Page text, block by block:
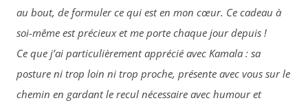
au bout, de formuler ce qui est en mon cœur. Ce cadeau à
soi-même est précieux et me porte chaque jour depuis !
Ce que j’ai particulièrement apprécié avec Kamala : sa
posture ni trop loin ni trop proche, présente avec vous sur le
chemin en gardant le recul nécessaire avec humour et